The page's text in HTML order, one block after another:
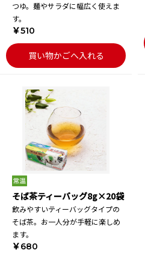
つゆ。麺やサラダに幅広く使えま
す。
￥510
買い物かごへ入れる
そば茶ティーバッグ8g×20袋
飲みやすいティーバッグタイプの
そば茶。お一人分が手軽に楽しめ
ます。
￥680